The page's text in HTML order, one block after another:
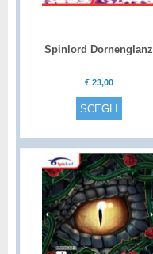
Spinlord Dornenglanz
€ 23,00
SCEGLI